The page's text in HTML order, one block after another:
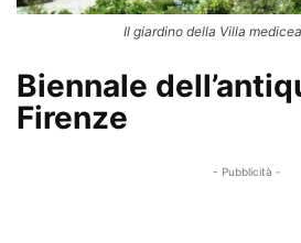
Il giardino della Villa
Biennale
Firenze
- Pubblicità -